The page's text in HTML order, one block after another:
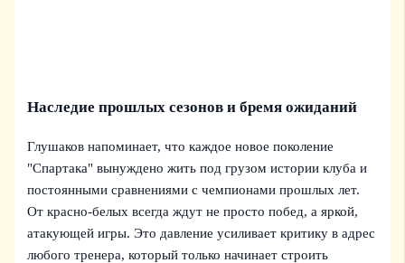
Наследие прошлых сезонов и бремя ожиданий
Глушаков напоминает, что каждое новое поколение
"Спартака" вынуждено жить под грузом истории клуба и
постоянными сравнениями с чемпионами прошлых лет.
От красно-белых всегда ждут не просто побед, а яркой,
атакующей игры. Это давление усиливает критику в адрес
любого тренера, который только начинает строить